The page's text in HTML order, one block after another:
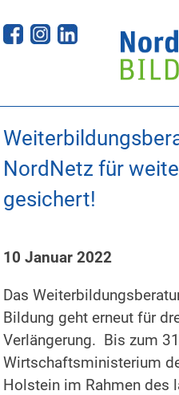
to
content
NordNetz für
gesichert!
10 Januar 2022
Das
Bildung geht erneut für
Verlängerung. Bis zum
Wirtschaftsministerium
Holstein im Rahmen des